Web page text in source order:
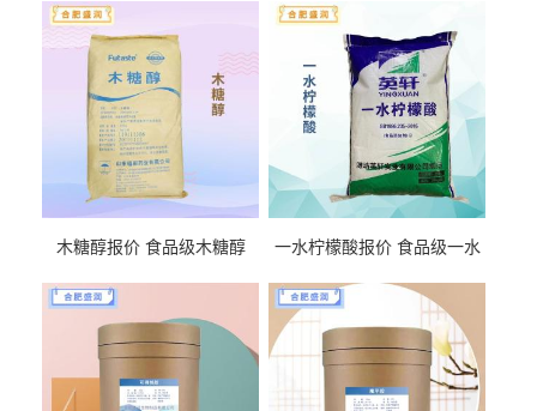
木糖醇报价 食品级木糖醇
一水柠檬酸报价 食品级一水